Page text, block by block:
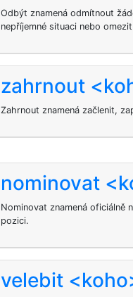
Odbýt znamená odmítnout
nepříjemné situaci nebo
zahrnout
Zahrnout znamená začlenit,
nominovat
Nominovat znamená oficiálně
pozici.
velebit